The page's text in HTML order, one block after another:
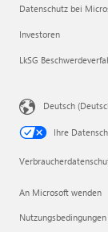
Datenschutz bei
Investoren
LkSG
Deutsch
Ihre
An Microsoft wenden
Nutzungsbedingungen